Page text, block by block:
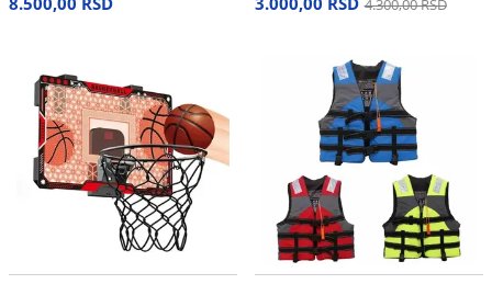
4.300,00 RSD